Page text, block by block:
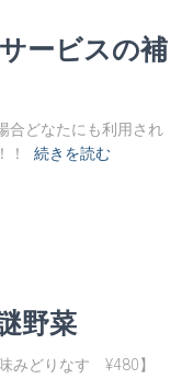
ービスの補
合どなたにも利用され
！
続きを読む
野菜
みどりなす ¥480】